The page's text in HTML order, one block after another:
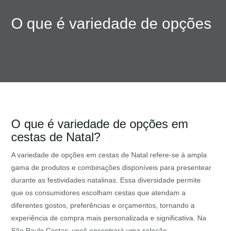
O que é variedade de opções
O que é variedade de opções em
cestas de Natal?
A variedade de opções em cestas de Natal refere-se à ampla
gama de produtos e combinações disponíveis para presentear
durante as festividades natalinas. Essa diversidade permite
que os consumidores escolham cestas que atendam a
diferentes gostos, preferências e orçamentos, tornando a
experiência de compra mais personalizada e significativa. Na